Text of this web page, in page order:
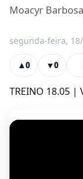
Moacyr
segunda-feira,
▲0 ▼0
TREINO 18.05 |